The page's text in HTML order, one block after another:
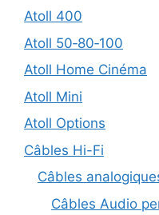
Atoll 400
Atoll 50‑80‑100
Atoll Home Cinéma
Atoll Mini
Atoll Options
Câbles Hi-Fi
Câbles
Câbles Audio